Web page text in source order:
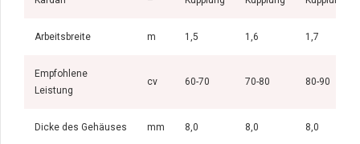
Arbeitsbreite m 1,5 1,6 1,7
Empfohlene
Leistung
cv 60-70 70-80 80-90
Dicke des Gehäuses mm 8,0 8,0 8,0